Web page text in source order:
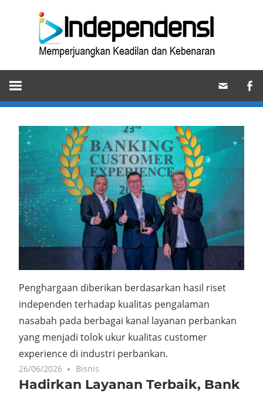
Memperjuangkan
Keadilan
dan
Kebenaran
Penghargaan diberikan berdasarkan hasil riset
independen terhadap kualitas pengalaman
nasabah pada berbagai kanal layanan perbankan
yang menjadi tolok ukur kualitas customer
experience di industri perbankan.
26/06/2026 No comments
Bisnis
Hadirkan Layanan Terbaik, Bank